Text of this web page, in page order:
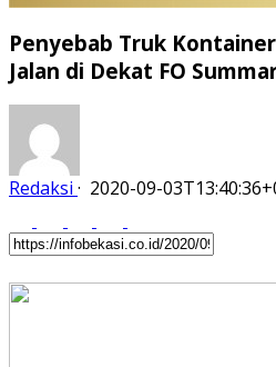
Penyebab Truk
Jalan di Dekat FO
Redaksi · 2020-09-